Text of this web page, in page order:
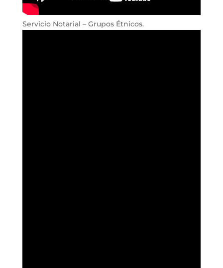
Servicio Notarial – Grupos Étnicos.